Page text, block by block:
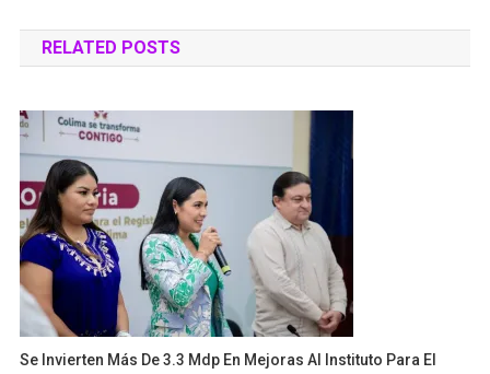
de
entradas
RELATED POSTS
Se Invierten Más De 3.3 Mdp En Mejoras Al Instituto Para El